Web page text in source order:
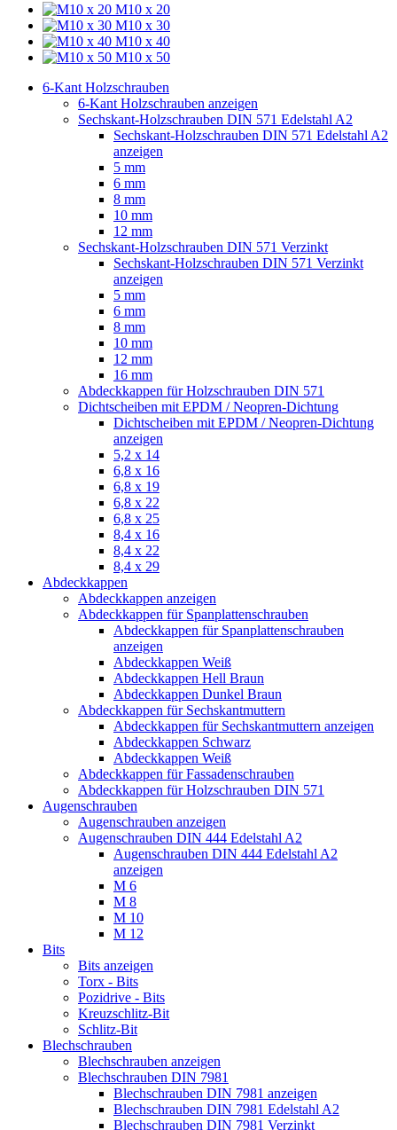
M10 x 20
M10 x 30
M10 x 40
M10 x 50
6-Kant Holzschrauben
6-Kant Holzschrauben anzeigen
Sechskant-Holzschrauben DIN 571 Edelstahl A2
Sechskant-Holzschrauben DIN 571 Edelstahl A2
anzeigen
5 mm
6 mm
8 mm
10 mm
12 mm
Sechskant-Holzschrauben DIN 571 Verzinkt
Sechskant-Holzschrauben DIN 571 Verzinkt
anzeigen
5 mm
6 mm
8 mm
10 mm
12 mm
16 mm
Abdeckkappen für Holzschrauben DIN 571
Dichtscheiben mit EPDM / Neopren-Dichtung
Dichtscheiben mit EPDM / Neopren-Dichtung
anzeigen
5,2 x 14
6,8 x 16
6,8 x 19
6,8 x 22
6,8 x 25
8,4 x 16
8,4 x 22
8,4 x 29
Abdeckkappen
Abdeckkappen anzeigen
Abdeckkappen für Spanplattenschrauben
Abdeckkappen für Spanplattenschrauben
anzeigen
Abdeckkappen Weiß
Abdeckkappen Hell Braun
Abdeckkappen Dunkel Braun
Abdeckkappen für Sechskantmuttern
Abdeckkappen für Sechskantmuttern anzeigen
Abdeckkappen Schwarz
Abdeckkappen Weiß
Abdeckkappen für Fassadenschrauben
Abdeckkappen für Holzschrauben DIN 571
Augenschrauben
Augenschrauben anzeigen
Augenschrauben DIN 444 Edelstahl A2
Augenschrauben DIN 444 Edelstahl A2
anzeigen
M 6
M 8
M 10
M 12
Bits
Bits anzeigen
Torx - Bits
Pozidrive - Bits
Kreuzschlitz-Bit
Schlitz-Bit
Blechschrauben
Blechschrauben anzeigen
Blechschrauben DIN 7981
Blechschrauben DIN 7981 anzeigen
Blechschrauben DIN 7981 Edelstahl A2
Blechschrauben DIN 7981 Verzinkt